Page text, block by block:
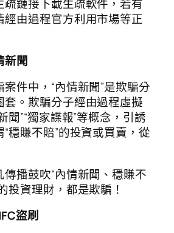
疏鏈接下載生疏軟件，若有
經由過程官方利用市場等正
新聞
件中，“內情新聞”是欺騙分
套。欺騙分子經由過程虛擬
聞”“獨家諜報”等概念，引誘
穩賺不賠”的投資或買賣，從
播鼓吹“內情新聞、穩賺不
投資理財，都是欺騙！
盜刷